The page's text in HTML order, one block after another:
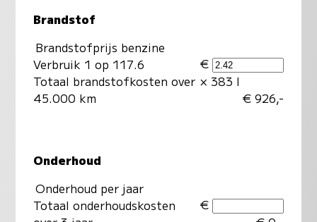
Brandstof
Brandstofprijs benzine
Verbruik 1 op 117.6
Totaal brandstofkosten over
45.000 km
€
× 383 l
€ 926,-
Onderhoud
Onderhoud per jaar
Totaal onderhoudskosten
€